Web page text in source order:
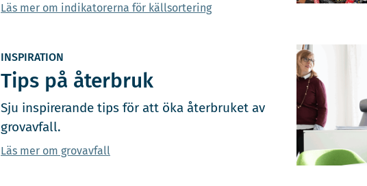
Läs mer om indikatorerna för källsortering
INSPIRATION
Tips på återbruk
Sju inspirerande tips för att öka återbruket av
grovavfall.
Läs mer om grovavfall